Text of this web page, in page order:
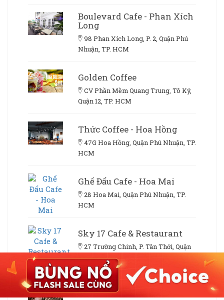
Boulevard Cafe - Phan Xích
Long
98 Phan Xích Long, P. 2, Quận Phú
Nhuận, TP. HCM
Golden Coffee
CV Phần Mềm Quang Trung, Tô Ký,
Quận 12, TP. HCM
Thức Coffee - Hoa Hồng
47G Hoa Hồng, Quận Phú Nhuận, TP.
HCM
Ghế Đẩu Cafe - Hoa Mai
28 Hoa Mai, Quận Phú Nhuận, TP.
HCM
Sky 17 Cafe & Restaurant
27 Trường Chinh, P. Tân Thới, Quận
12, TP. HCM
Cafe Comma - Cafe Sách &
Boardgame